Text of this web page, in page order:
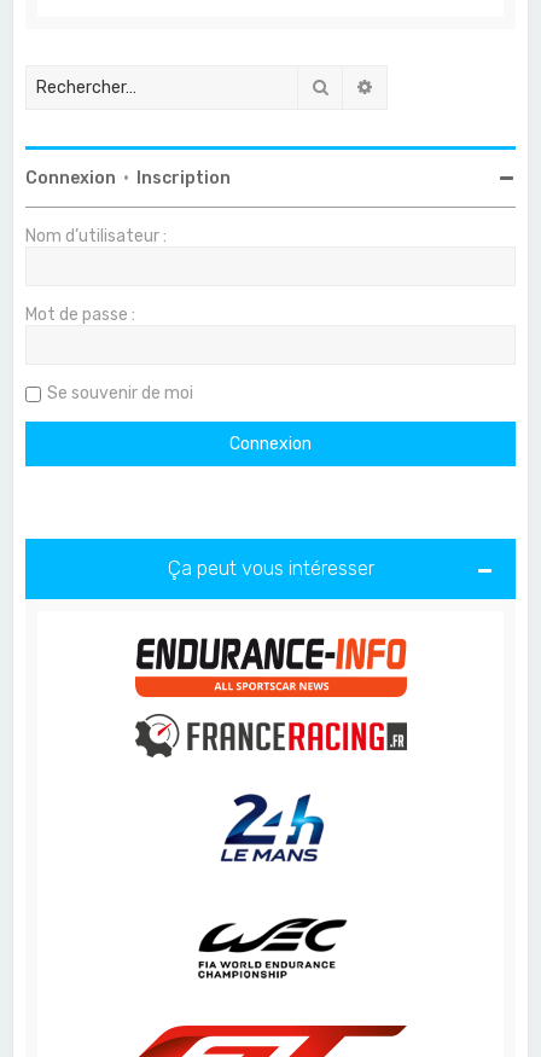
Rechercher
Connexion • Inscription
Nom d’utilisateur :
Mot de passe :
Se souvenir de moi
Ça peut vous intéresser